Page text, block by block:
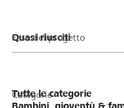
Fase del progetto
Categorie